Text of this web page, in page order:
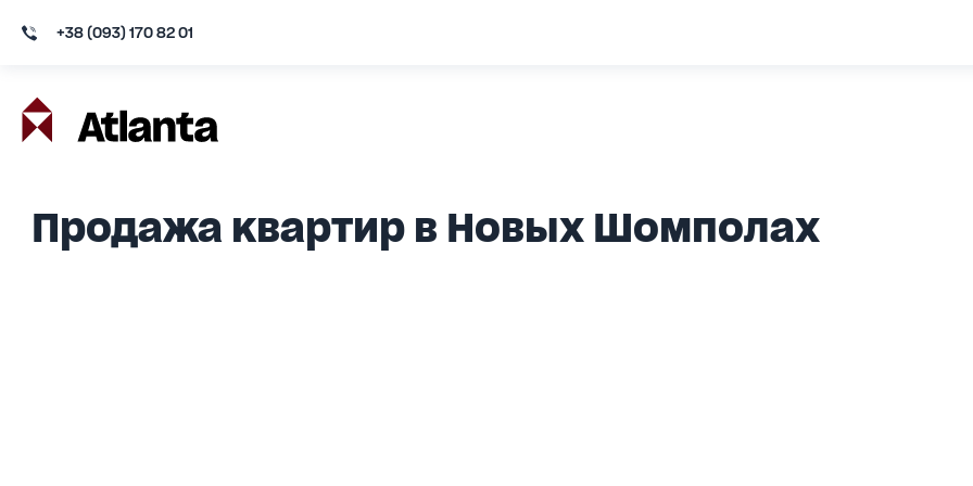
+38 (093) 170 82 01
Продажа квартир в Новых Шомполах